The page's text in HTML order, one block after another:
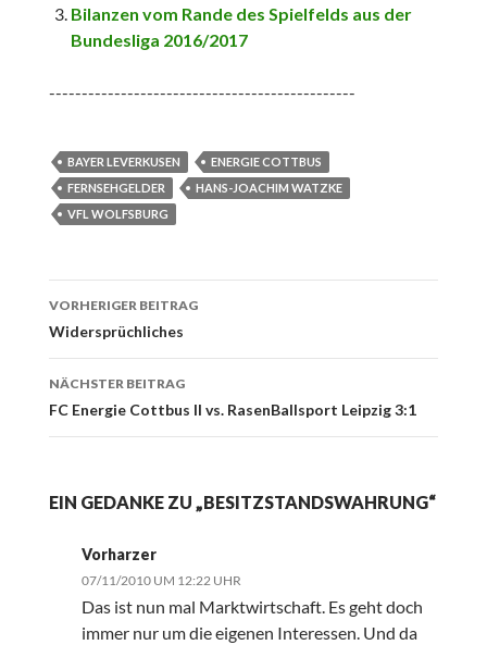
Bilanzen vom Rande des Spielfelds aus der
Bundesliga 2016/2017
-----------------------------------------------
BAYER LEVERKUSEN
ENERGIE COTTBUS
FERNSEHGELDER
HANS-JOACHIM WATZKE
VFL WOLFSBURG
Beitrags-
Navigation
VORHERIGER BEITRAG
Widersprüchliches
NÄCHSTER BEITRAG
FC Energie Cottbus II vs. RasenBallsport Leipzig 3:1
EIN GEDANKE ZU „BESITZSTANDSWAHRUNG“
Vorharzer
07/11/2010 UM 12:22 UHR
Das ist nun mal Marktwirtschaft. Es geht doch
immer nur um die eigenen Interessen. Und da